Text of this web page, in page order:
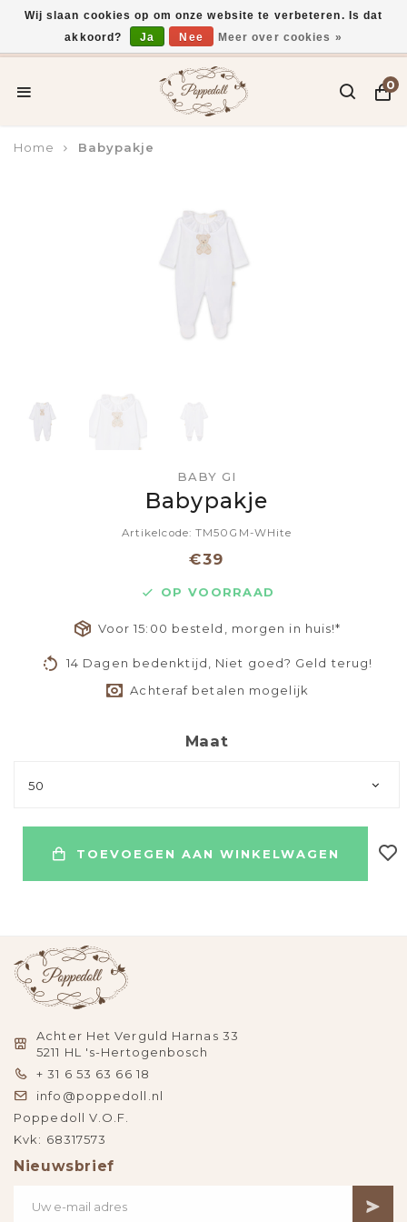
Voor 15:00 uur besteld, vandaag verzonden*
0
Home Babypakje
BABY GI
Babypakje
Artikelcode: TM50GM-WHite
€39
OP VOORRAAD
Voor 15:00 besteld, morgen in huis!*
14 Dagen bedenktijd, Niet goed? Geld terug!
Achteraf betalen mogelijk
Maat
50
TOEVOEGEN AAN WINKELWAGEN
Achter Het Verguld Harnas 33
5211 HL 's-Hertogenbosch
+ 31 6 53 63 66 18
info@poppedoll.nl
Poppedoll V.O.F.
Kvk: 68317573
Nieuwsbrief
Wij slaan cookies op om onze website te verbeteren. Is dat
akkoord?
Ja Nee Meer over cookies »